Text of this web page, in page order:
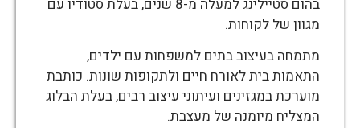
בהום סטיילינג למעלה מ-8 שנים, בעלת סטודיו עם
מגוון של לקוחות.
מתמחה בעיצוב בתים למשפחות עם ילדים,
התאמות בית לאורח חיים ולתקופות שונות. כותבת
מוערכת במגזינים ועיתוני עיצוב רבים, בעלת הבלוג
המצליח מיומנה של מעצבת.